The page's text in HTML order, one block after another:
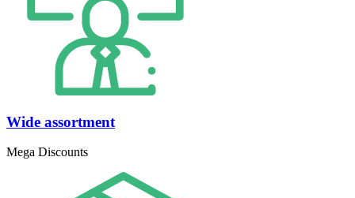
Wide assortment
Mega Discounts